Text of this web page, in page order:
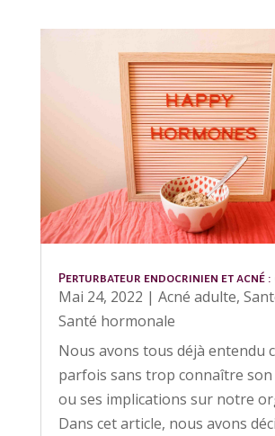
Perturbateur endocrinien et acné :
Mai 24, 2022 | Acné adulte,
Santé hormonale
Nous avons tous déjà entendu
parfois sans trop connaître son
ou ses implications sur notre
Dans cet article, nous avons